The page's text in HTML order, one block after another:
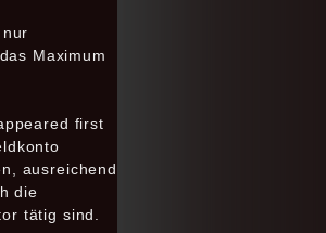
Maximum
first
ausreichend
die
tätig sind.